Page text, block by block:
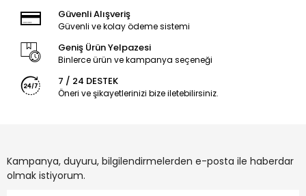
Güvenli Alışveriş
Güvenli ve kolay ödeme sistemi
Geniş Ürün Yelpazesi
Binlerce ürün ve kampanya seçeneği
7 / 24 DESTEK
Öneri ve şikayetlerinizi bize iletebilirsiniz.
Kampanya, duyuru, bilgilendirmelerden e-posta ile haberdar
olmak istiyorum.